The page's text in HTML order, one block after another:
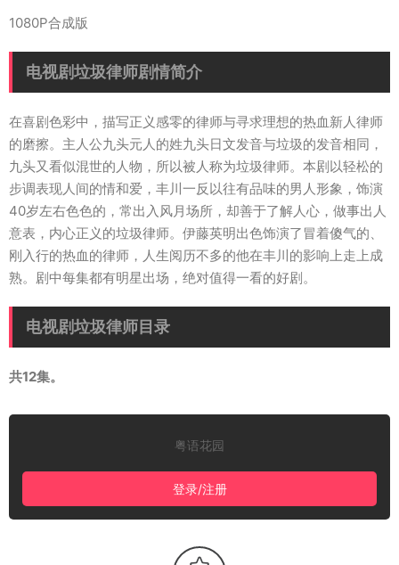
1080P合成版
电视剧垃圾律师剧情简介
在喜剧色彩中，描写正义感零的律师与寻求理想的热血新人律师
的磨擦。主人公九头元人的姓九头日文发音与垃圾的发音相同，
九头又看似混世的人物，所以被人称为垃圾律师。本剧以轻松的
步调表现人间的情和爱，丰川一反以往有品味的男人形象，饰演
40岁左右色色的，常出入风月场所，却善于了解人心，做事出人
意表，内心正义的垃圾律师。伊藤英明出色饰演了冒着傻气的、
刚入行的热血的律师，人生阅历不多的他在丰川的影响上走上成
熟。剧中每集都有明星出场，绝对值得一看的好剧。
电视剧垃圾律师目录
共12集。
粤语花园
登录/注册